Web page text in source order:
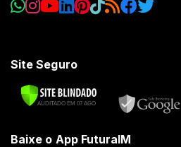
Site Seguro
Baixe o App FuturaIM